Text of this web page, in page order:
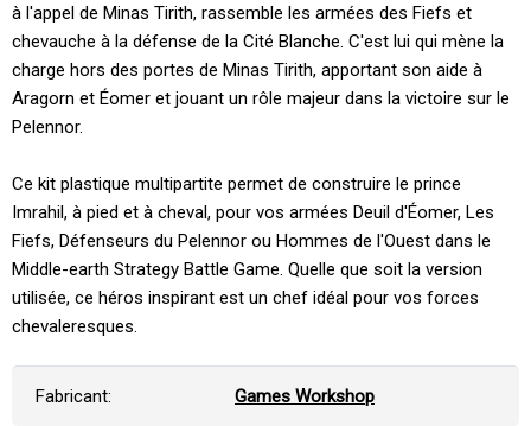
à l'appel de Minas Tirith, rassemble les armées des Fiefs et
chevauche à la défense de la Cité Blanche. C'est lui qui mène la
charge hors des portes de Minas Tirith, apportant son aide à
Aragorn et Éomer et jouant un rôle majeur dans la victoire sur le
Pelennor.
Ce kit plastique multipartite permet de construire le prince
Imrahil, à pied et à cheval, pour vos armées Deuil d'Éomer, Les
Fiefs, Défenseurs du Pelennor ou Hommes de l'Ouest dans le
Middle-earth Strategy Battle Game. Quelle que soit la version
utilisée, ce héros inspirant est un chef idéal pour vos forces
chevaleresques.
Fabricant: Games Workshop